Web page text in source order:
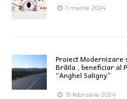
1 martie 2024
Proiect Modernizare
Brăila , beneficiar al
“Anghel Saligny”
15 februarie 2024